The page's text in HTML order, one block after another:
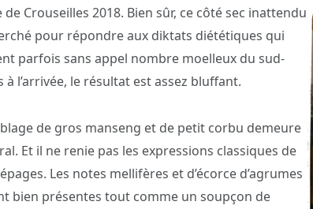
de Crouseilles 2018. Bien sûr, ce côté sec inattendu
pour répondre aux diktats diététiques qui
parfois sans appel nombre moelleux du sud-
à l’arrivée, le résultat est assez bluffant.
de gros manseng et de petit corbu demeure
Et il ne renie pas les expressions classiques de
Les notes mellifères et d’écorce d’agrumes
bien présentes tout comme un soupçon de